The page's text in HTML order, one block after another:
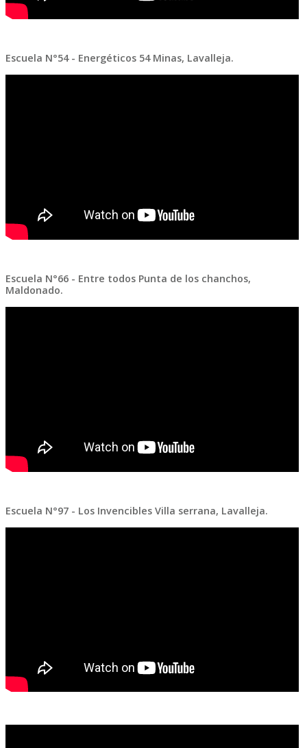
Escuela N°54 - Energéticos 54 Minas, Lavalleja.
Escuela N°66 - Entre todos Punta de los chanchos,
Maldonado.
Escuela N°97 - Los Invencibles Villa serrana, Lavalleja.